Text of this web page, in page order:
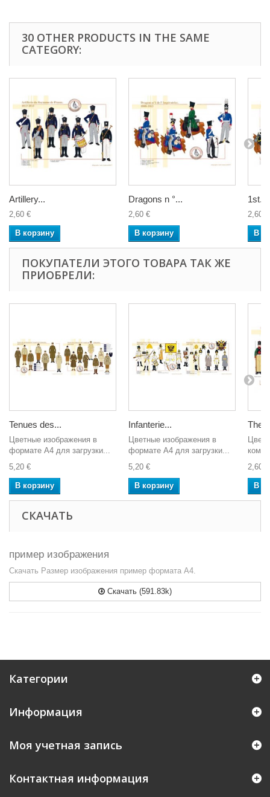
30 OTHER PRODUCTS IN THE SAME
CATEGORY:
Artillery...
2,60 €
В корзину
Dragons n °...
2,60 €
В корзину
1st...
2,60 €
В
ПОКУПАТЕЛИ ЭТОГО ТОВАРА ТАК ЖЕ
ПРИОБРЕЛИ:
Tenues des...
Цветные изображения в
формате А4 для загрузки...
5,20 €
В корзину
Infanterie...
Цветные изображения в
формате А4 для загрузки...
5,20 €
В корзину
The...
Цвет
2,60 €
В
СКАЧАТЬ
пример изображения
Скачать Размер изображения пример формата А4.
Скачать (591.83k)
Категории
Информация
Моя учетная запись
Контактная информация